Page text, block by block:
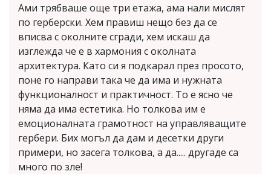
Ами трябваше още три етажа, ама нали мислят
по герберски. Хем правиш нещо без да се
вписва с околните сгради, хем искаш да
изглежда че е в хармония с околната
архитектура. Като си я подкарал през просото,
поне го направи така че да има и нужната
функционалност и практичност. То е ясно че
няма да има естетика. Но толкова им е
емоционалната грамотност на управляващите
гербери. Бих могъл да дам и десетки други
примери, но засега толкова, а да..... другаде са
много по зле!